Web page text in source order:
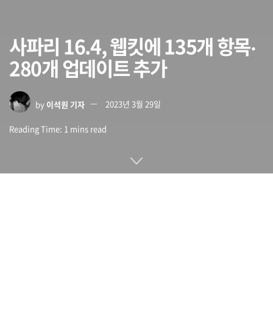
사파리 16.4, 웹킷에 135개 항목‧
280개 업데이트 추가
by 이석원 기자 2023년 3월 29일
Reading Time: 1 mins read